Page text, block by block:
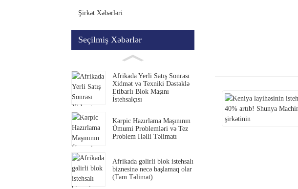
Şirkət Xəbərləri
Seçilmiş Xəbərlər
Afrikada Yerli Satış Sonrası
Xidmət və Texniki Dəstəklə
Etibarlı Blok Maşını
İstehsalçısı
Kərpic Hazırlama Maşınının
Ümumi Problemləri və Tez
Problem Həlli Təlimatı
Afrikada gəlirli blok istehsalı
biznesinə necə başlamaq olar
(Tam Təlimat)